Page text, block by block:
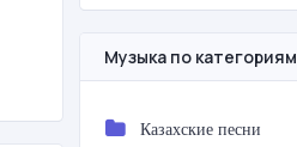
Музыка по категориям
Казахские песни